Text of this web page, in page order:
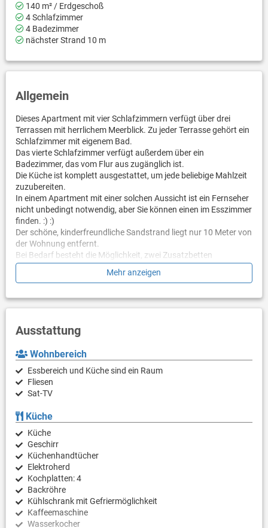
140 m² / Erdgeschoß
4 Schlafzimmer
4 Badezimmer
nächster Strand 10 m
Allgemein
Dieses Apartment mit vier Schlafzimmern verfügt über drei
Terrassen mit herrlichem Meerblick. Zu jeder Terrasse gehört ein
Schlafzimmer mit eigenem Bad.
Das vierte Schlafzimmer verfügt außerdem über ein
Badezimmer, das vom Flur aus zugänglich ist.
Die Küche ist komplett ausgestattet, um jede beliebige Mahlzeit
zuzubereiten.
In einem Apartment mit einer solchen Aussicht ist ein Fernseher
nicht unbedingt notwendig, aber Sie können einen im Esszimmer
finden. :) :)
Der schöne, kinderfreundliche Sandstrand liegt nur 10 Meter von
der Wohnung entfernt.
Bei Bedarf besteht die Möglichkeit, zwei Zusatzbetten
einzustellen.
Mehr anzeigen
Ausstattung
Wohnbereich
Essbereich und Küche sind ein Raum
Fliesen
Sat-TV
Küche
Küche
Geschirr
Küchenhandtücher
Elektroherd
Kochplatten: 4
Backröhre
Kühlschrank mit Gefriermöglichkeit
Kaffeemaschine
Wasserkocher